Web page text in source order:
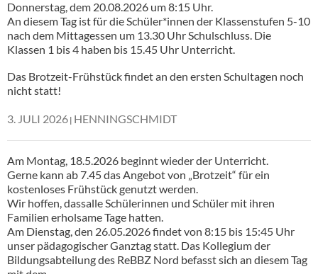
Donnerstag, dem 20.08.2026 um 8:15 Uhr.
An diesem Tag ist für die Schüler*innen der Klassenstufen 5-10
nach dem Mittagessen um 13.30 Uhr Schulschluss. Die
Klassen 1 bis 4 haben bis 15.45 Uhr Unterricht.
Das Brotzeit-Frühstück findet an den ersten Schultagen noch
nicht statt!
3. JULI 2026 HENNINGSCHMIDT
Am Montag, 18.5.2026 beginnt wieder der Unterricht.
Gerne kann ab 7.45 das Angebot von „Brotzeit“ für ein
kostenloses Frühstück genutzt werden.
Wir hoffen, dassalle Schülerinnen und Schüler mit ihren
Familien erholsame Tage hatten.
Am Dienstag, den 26.05.2026 findet von 8:15 bis 15:45 Uhr
unser pädagogischer Ganztag statt. Das Kollegium der
Bildungsabteilung des ReBBZ Nord befasst sich an diesem Tag